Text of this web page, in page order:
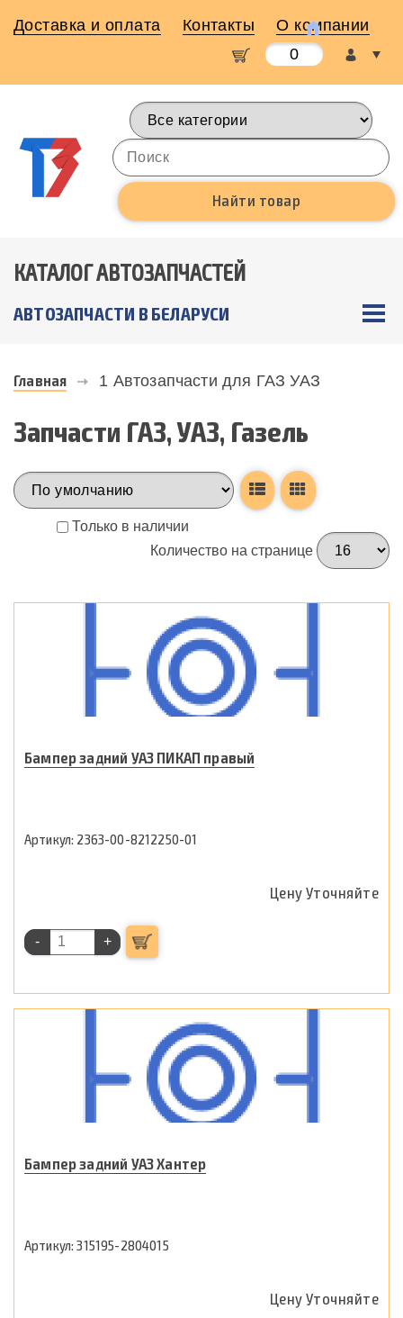
Доставка и оплата Контакты
О компании
0
КАТАЛОГ АВТОЗАПЧАСТЕЙ
АВТОЗАПЧАСТИ В БЕЛАРУСИ
Главная 1 Автозапчасти для ГАЗ УАЗ
Запчасти ГАЗ, УАЗ, Газель
Только в наличии
Количество на странице
Бампер задний УАЗ ПИКАП правый
2363-00-8212250-01
Цену Уточняйте
- +
Бампер задний УАЗ Хантер
315195-2804015
Цену Уточняйте